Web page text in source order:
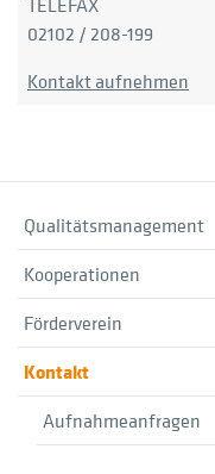
02102 / 208-199
Kontakt aufnehmen
Qualitätsmanagement
Kooperationen
Förderverein
Kontakt
Aufnahmeanfragen